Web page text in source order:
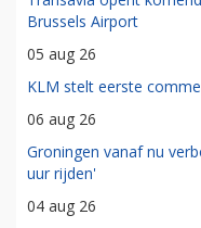
Brussels Airport
05 aug 26
KLM stelt eerste
06 aug 26
Groningen vanaf nu
uur rijden'
04 aug 26